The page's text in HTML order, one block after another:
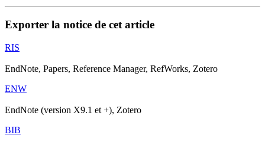
Exporter la notice de cet article
RIS
EndNote, Papers, Reference Manager, RefWorks, Zotero
ENW
EndNote (version X9.1 et +), Zotero
BIB